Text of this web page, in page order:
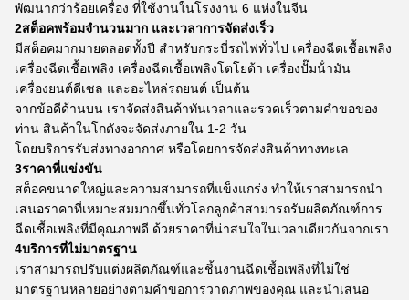
พัฒนากว่าร้อยเครื่อง ที่ใช้งานในโรงงาน 6 แห่งในจีน
2สต็อคพร้อมจํานวนมาก และเวลาการจัดส่งเร็ว
มีสต็อคมากมายตลอดทั้งปี สําหรับกระบี่รถไฟทั่วไป เครื่องฉีดเชื้อเพลิง
เครื่องฉีดเชื้อเพลิง เครื่องฉีดเชื้อเพลิงโตโยต้า เครื่องปั๊มน้ํามัน
เครื่องยนต์ดีเซล และอะไหล่รถยนต์ เป็นต้น
จากข้อดีด้านบน เราจัดส่งสินค้าทันเวลาและรวดเร็วตามคําขอของ
ท่าน สินค้าในโกดังจะจัดส่งภายใน 1-2 วัน
โดยบริการรับส่งทางอากาศ หรือโดยการจัดส่งสินค้าทางทะเล
3ราคาที่แข่งขัน
สต็อคขนาดใหญ่และความสามารถที่แข็งแกร่ง ทําให้เราสามารถนํา
เสนอราคาที่เหมาะสมมากขึ้นทั่วโลกลูกค้าสามารถรับผลิตภัณฑ์การ
ฉีดเชื้อเพลิงที่มีคุณภาพดี ด้วยราคาที่น่าสนใจในเวลาเดียวกันจากเรา.
4บริการที่ไม่มาตรฐาน
เราสามารถปรับแต่งผลิตภัณฑ์และชิ้นงานฉีดเชื้อเพลิงที่ไม่ใช่
มาตรฐานหลายอย่างตามคําขอการวาดภาพของคุณ และนําเสนอ